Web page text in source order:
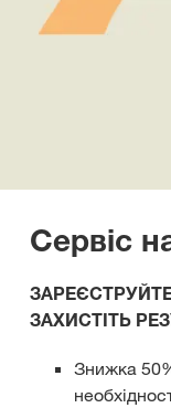
Сервіс
ЗАХИСТІТЬ
Знижка